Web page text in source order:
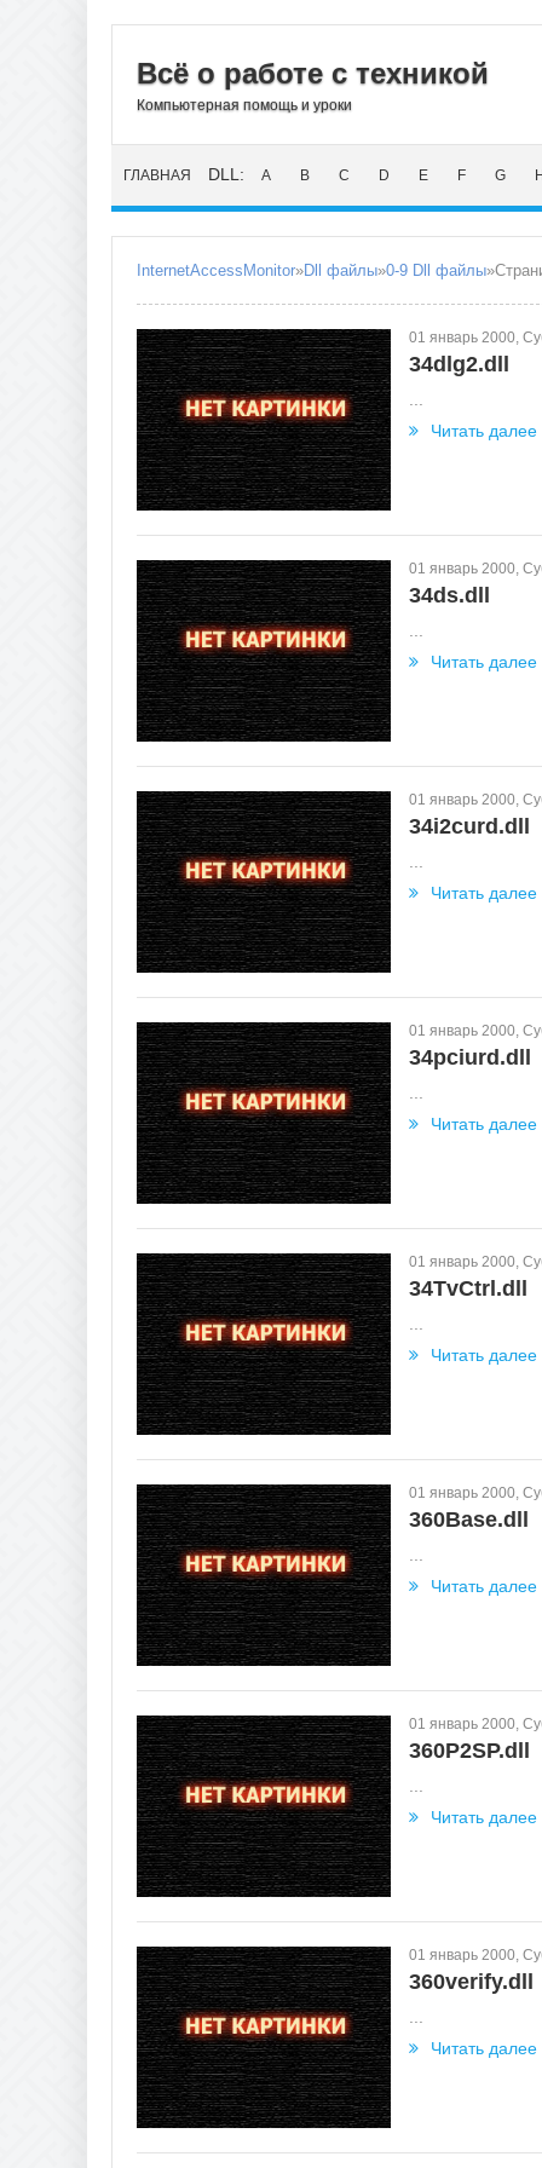
Всё о работе с техникой
Компьютерная помощь и уроки
ГЛАВНАЯ DLL: A B C D E F G H
InternetAccessMonitor»Dll файлы»0-9 Dll файлы
01 январь 2000,
34dlg2.dll
Читать далее
01 январь 2000,
34ds.dll
Читать далее
01 январь 2000,
34i2curd.dll
Читать далее
01 январь 2000,
34pciurd.dll
Читать далее
01 январь 2000,
34TvCtrl.dll
Читать далее
01 январь 2000,
360Base.dll
Читать далее
01 январь 2000,
360P2SP.dll
Читать далее
01 январь 2000,
360verify.dll
Читать далее